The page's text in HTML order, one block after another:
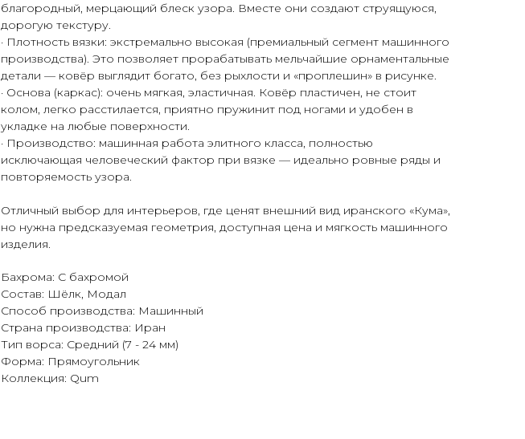
благородный, мерцающий блеск узора. Вместе они создают струящуюся,
дорогую текстуру.
· Плотность вязки: экстремально высокая (премиальный сегмент машинного
производства). Это позволяет прорабатывать мельчайшие орнаментальные
детали — ковёр выглядит богато, без рыхлости и «проплешин» в рисунке.
· Основа (каркас): очень мягкая, эластичная. Ковёр пластичен, не стоит
колом, легко расстилается, приятно пружинит под ногами и удобен в
укладке на любые поверхности.
· Производство: машинная работа элитного класса, полностью
исключающая человеческий фактор при вязке — идеально ровные ряды и
повторяемость узора.
Отличный выбор для интерьеров, где ценят внешний вид иранского «Кума»,
но нужна предсказуемая геометрия, доступная цена и мягкость машинного
изделия.
Бахрома: С бахромой
Состав: Шёлк, Модал
Способ производства: Машинный
Страна производства: Иран
Тип ворса: Средний (7 - 24 мм)
Форма: Прямоугольник
Коллекция: Qum